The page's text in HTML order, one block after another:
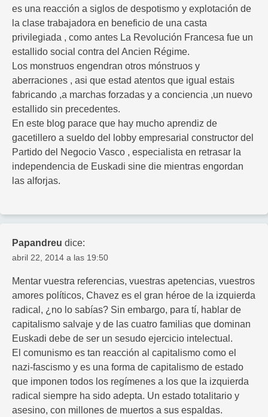
es una reacción a siglos de despotismo y explotación de
la clase trabajadora en beneficio de una casta
privilegiada , como antes La Revolución Francesa fue un
estallido social contra del Ancien Régime.
Los monstruos engendran otros mónstruos y
aberraciones , asi que estad atentos que igual estais
fabricando ,a marchas forzadas y a conciencia ,un nuevo
estallido sin precedentes.
En este blog parace que hay mucho aprendiz de
gacetillero a sueldo del lobby empresarial constructor del
Partido del Negocio Vasco , especialista en retrasar la
independencia de Euskadi sine die mientras engordan
las alforjas.
Papandreu dice:
abril 22, 2014 a las 19:50
Mentar vuestra referencias, vuestras apetencias, vuestros
amores políticos, Chavez es el gran héroe de la izquierda
radical, ¿no lo sabías? Sin embargo, para tí, hablar de
capitalismo salvaje y de las cuatro familias que dominan
Euskadi debe de ser un sesudo ejercicio intelectual.
El comunismo es tan reacción al capitalismo como el
nazi-fascismo y es una forma de capitalismo de estado
que imponen todos los regímenes a los que la izquierda
radical siempre ha sido adepta. Un estado totalitario y
asesino, con millones de muertos a sus espaldas.